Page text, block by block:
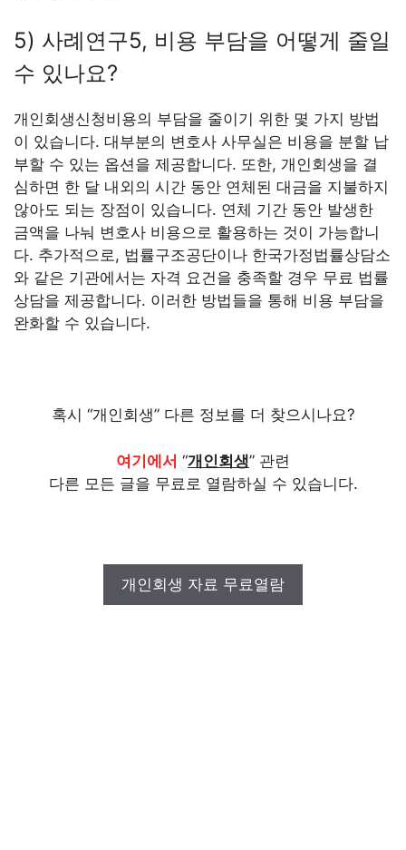
5) 사례연구5, 비용 부담을 어떻게 줄일
수 있나요?
개인회생신청비용의 부담을 줄이기 위한 몇 가지 방법
이 있습니다. 대부분의 변호사 사무실은 비용을 분할 납
부할 수 있는 옵션을 제공합니다. 또한, 개인회생을 결
심하면 한 달 내외의 시간 동안 연체된 대금을 지불하지
않아도 되는 장점이 있습니다. 연체 기간 동안 발생한
금액을 나눠 변호사 비용으로 활용하는 것이 가능합니
다. 추가적으로, 법률구조공단이나 한국가정법률상담소
와 같은 기관에서는 자격 요건을 충족할 경우 무료 법률
상담을 제공합니다. 이러한 방법들을 통해 비용 부담을
완화할 수 있습니다.
혹시 “개인회생” 다른 정보를 더 찾으시나요?
여기에서 “개인회생” 관련
다른 모든 글을 무료로 열람하실 수 있습니다.
개인회생 자료 무료열람